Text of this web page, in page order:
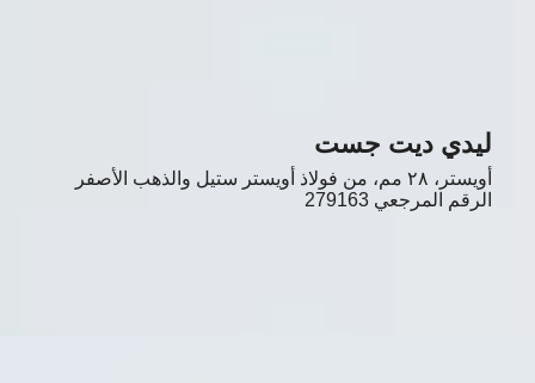
ليدي ديت جست
أويستر، ٢٨ مم، من فولاذ أويستر ستيل والذهب الأصفر
الرقم المرجعي 279163